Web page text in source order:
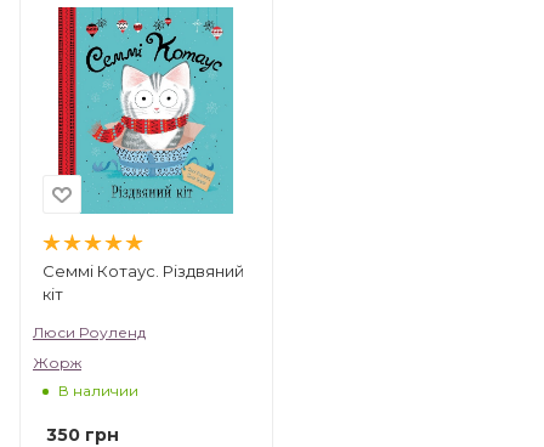
серия раскрасок «Трианімалз. Розмалюй
нас», «Як створити власну країну»,
«Найтемніша темрява», «Книга мiфiчних
чудовиськ. Розмалюй та досліджуй»,
«Динозаврія» и другие.
Семмі Котаус. Різдвяний
кіт
Люси Роуленд
Жорж
В наличии
350 грн